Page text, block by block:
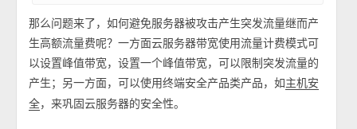
那么问题来了，如何避免服务器被攻击产生突发流量继而产
生高额流量费呢？一方面云服务器带宽使用流量计费模式可
以设置峰值带宽，设置一个峰值带宽，可以限制突发流量的
产生；另一方面，可以使用终端安全产品类产品，如主机安
全，来巩固云服务器的安全性。